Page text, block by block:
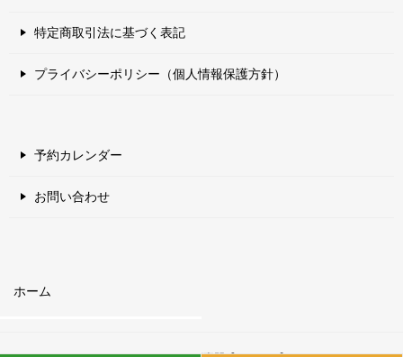
特定商取引法に基づく表記
プライバシーポリシー（個人情報保護方針）
予約カレンダー
お問い合わせ
ホーム